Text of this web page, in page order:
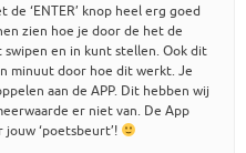
‘ENTER’ knop heel erg goed
zien hoe je door de het de
en in kunt stellen. Ook dit
minuut door hoe dit werkt. Je
aan de APP. Dit hebben wij
er niet van. De App
‘poetsbeurt’!